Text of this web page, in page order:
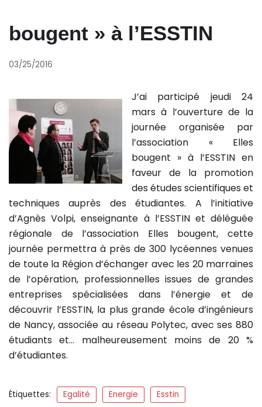
bougent » à l’ESSTIN
03/25/2016
J’ai participé jeudi 24
mars à l’ouverture de la
journée organisée par
l’association « Elles
bougent » à l’ESSTIN en
faveur de la promotion
des études scientifiques et
techniques auprès des étudiantes. A l’initiative
d’Agnès Volpi, enseignante à l’ESSTIN et déléguée
régionale de l’association Elles bougent, cette
journée permettra à près de 300 lycéennes venues
de toute la Région d’échanger avec les 20 marraines
de l’opération, professionnelles issues de grandes
entreprises spécialisées dans l’énergie et de
découvrir l’ESSTIN, la plus grande école d’ingénieurs
de Nancy, associée au réseau Polytec, avec ses 880
étudiants et… malheureusement moins de 20 %
d’étudiantes.
Étiquettes: Egalité Energie Esstin